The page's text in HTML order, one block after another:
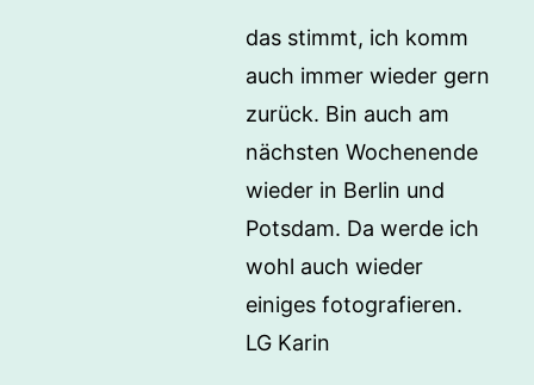
das stimmt, ich komm
auch immer wieder gern
zurück. Bin auch am
nächsten Wochenende
wieder in Berlin und
Potsdam. Da werde ich
wohl auch wieder
einiges fotografieren.
LG Karin